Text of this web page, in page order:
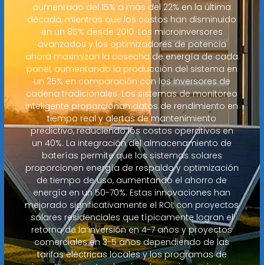
aumentado del 15% a más del 22% en la última
década, mientras que los costos han disminuido
en un 85% desde 2010. Los microinversores
avanzados y los optimizadores de potencia
ahora maximizan la cosecha de energía de cada
panel, aumentando la producción del sistema en
un 25% en comparación con los inversores de
cadena tradicionales. Los sistemas de monitoreo
inteligente proporcionan datos de rendimiento en
tiempo real y alertas de mantenimiento
predictivo, reduciendo los costos operativos en
un 40%. La integración del almacenamiento de
baterías permite que los sistemas solares
proporcionen energía de respaldo y optimización
de tiempo de uso, aumentando el ahorro de
energía en un 50-70%. Estas innovaciones han
mejorado significativamente el ROI, con proyectos
solares residenciales que típicamente logran el
retorno de la inversión en 4-7 años y proyectos
comerciales en 3-5 años dependiendo de las
tarifas eléctricas locales y los programas de